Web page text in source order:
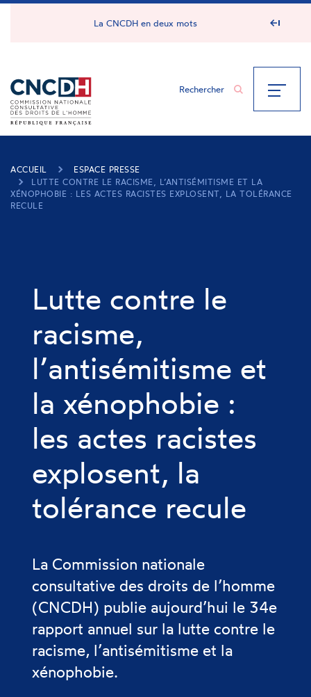
Panneau de gestion des cookies
La CNCDH en deux mots
ACCUEIL
ESPACE PRESSE
LUTTE CONTRE LE RACISME, L’ANTISÉMITISME ET LA
XÉNOPHOBIE : LES ACTES RACISTES EXPLOSENT, LA TOLÉRANCE
RECULE
Lutte contre le
racisme,
l’antisémitisme et
la xénophobie :
les actes racistes
explosent, la
tolérance recule
La Commission nationale
consultative des droits de l’homme
(CNCDH) publie aujourd’hui le 34e
rapport annuel sur la lutte contre le
racisme, l’antisémitisme et la
xénophobie.